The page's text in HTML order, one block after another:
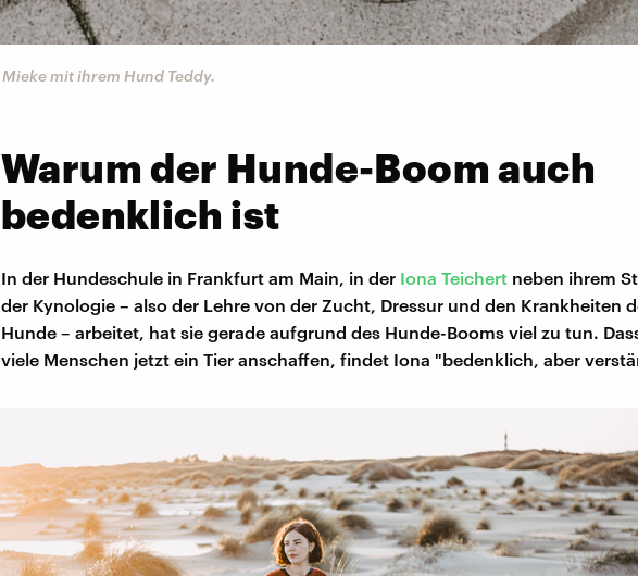
Mieke mit ihrem Hund Teddy.
Warum der Hunde-Boom auch
bedenklich ist
In der Hundeschule in Frankfurt am Main, in der Iona Teichert neben ihrem
der Kynologie – also der Lehre von der Zucht, Dressur und den Krankheiten
Hunde – arbeitet, hat sie gerade aufgrund des Hunde-Booms viel zu tun.
viele Menschen jetzt ein Tier anschaffen, findet Iona "bedenklich, aber